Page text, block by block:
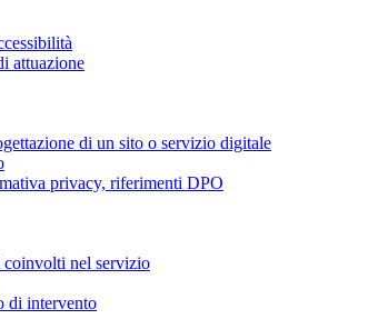
attuazione
di un sito o servizio digitale
privacy, riferimenti DPO
coinvolti nel servizio
di intervento